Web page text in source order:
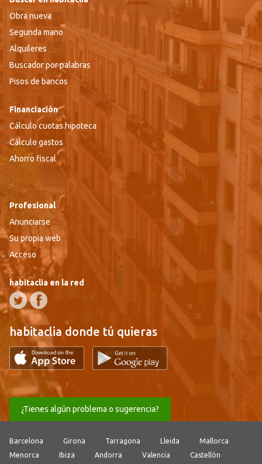
Obra nueva
Segunda mano
Alquileres
Buscador por palabras
Pisos de bancos
Financiación
Cálculo cuotas hipoteca
Cálculo gastos
Ahorro fiscal
Profesional
Anunciarse
Su propia web
Acceso
habitaclia en la red
habitaclia donde tú quieras
¿Tienes algún problema o sugerencia?
Barcelona Girona Tarragona Lleida
Mallorca
Menorca
Ibiza Andorra Valencia
Castellón